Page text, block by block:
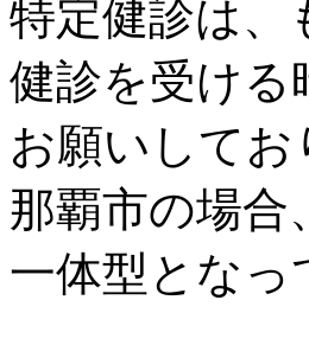
特定健診は、
健診を受ける
お願いして
那覇市の場合
一体型とな